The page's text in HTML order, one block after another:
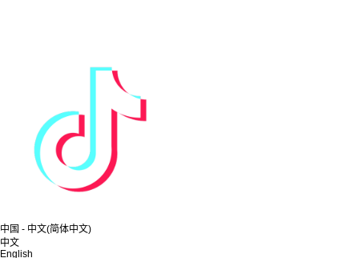
中国 - 中文(简体中文)
中文
English